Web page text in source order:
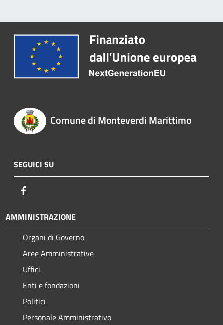
Comune di Monteverdi Marittimo
SEGUICI SU
AMMINISTRAZIONE
Organi di Governo
Aree Amministrative
Uffici
Enti e fondazioni
Politici
Personale Amministrativo